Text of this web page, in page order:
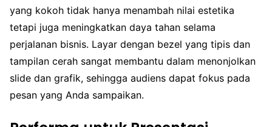
yang kokoh tidak hanya menambah nilai estetika
tetapi juga meningkatkan daya tahan selama
perjalanan bisnis. Layar dengan bezel yang tipis dan
tampilan cerah sangat membantu dalam menonjolkan
slide dan grafik, sehingga audiens dapat fokus pada
pesan yang Anda sampaikan.